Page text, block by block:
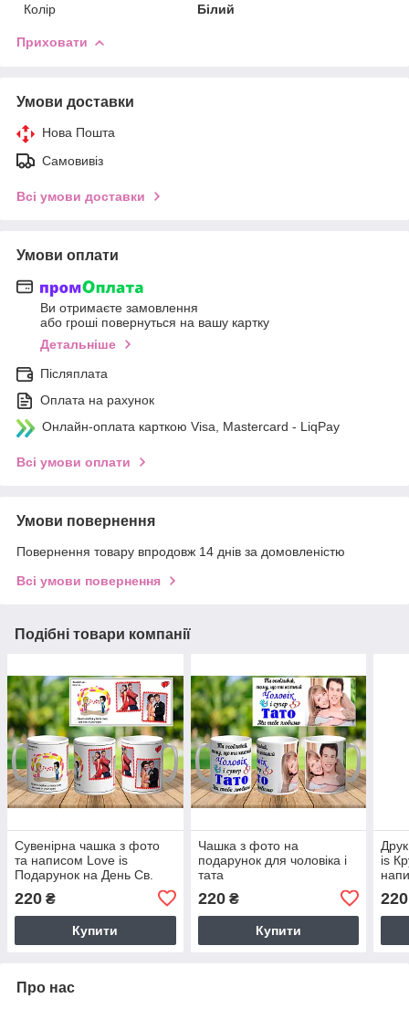
Колір
Білий
Приховати
Умови доставки
Нова Пошта
Самовивіз
Всі умови доставки
Умови оплати
Ви отримаєте замовлення
або гроші повернуться на вашу картку
Детальніше
Післяплата
Оплата на рахунок
Онлайн-оплата карткою Visa, Mastercard - LiqPay
Всі умови оплати
Умови повернення
Повернення товару впродовж 14 днів за домовленістю
Всі умови повернення
Подібні товари компанії
Сувенірна чашка з фото
та написом Love is
Подарунок на День Св.
220 ₴
Купити
Чашка з фото на
подарунок для чоловіка і
тата
220₴
Купити
is
220
Про нас